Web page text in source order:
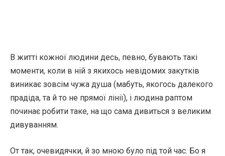
В житті кожної людини десь, певно, бувають такі
моменти, коли в ній з якихось невідомих закутків
виникає зовсім чужа душа (мабуть, якогось далекого
прадіда, та й то не прямої лінії), і людина раптом
починає робити таке, на що сама дивиться з великим
дивуванням.
От так, очевидячки, й зо мною було під той час. Бо я